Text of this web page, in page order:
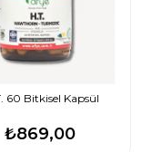
60 Bitkisel Kapsül
₺869,00